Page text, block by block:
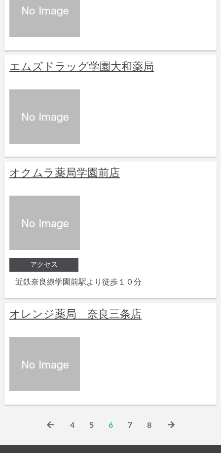
エムズドラッグ学園大和薬局
オクムラ薬局学園前店
アクセス
近鉄奈良線学園前駅より徒歩１０分
オレンジ薬局 奈良三条店
4 5 6 7 8